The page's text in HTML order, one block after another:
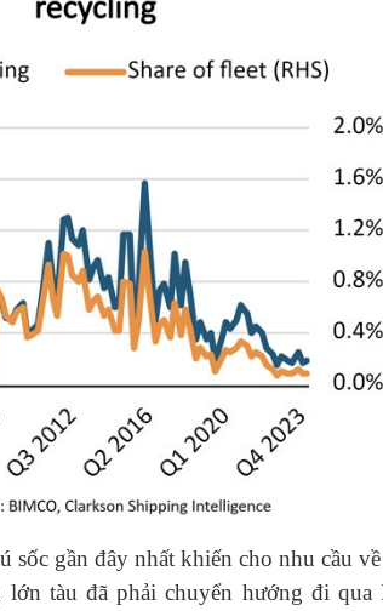
gần đây nhất khiến cho nhu cầu
tàu đã phải chuyển hướng đi